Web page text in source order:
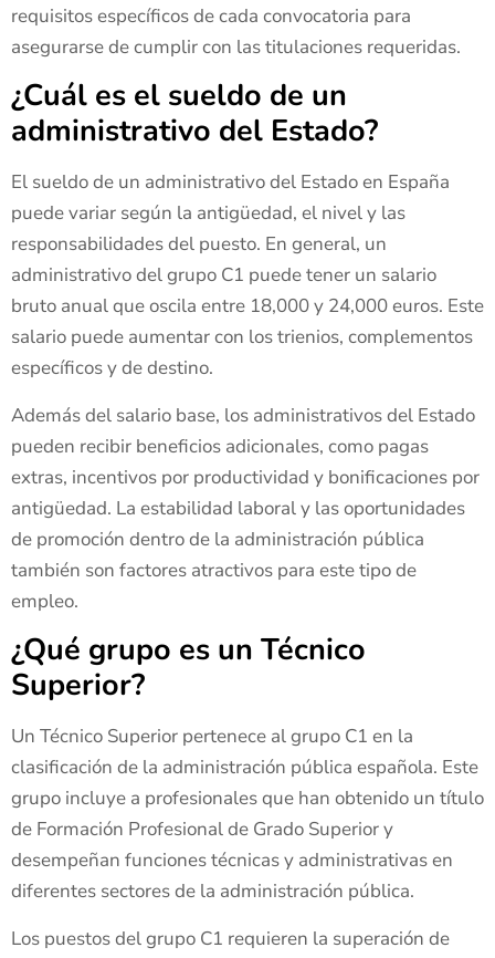
requisitos específicos de cada convocatoria para
asegurarse de cumplir con las titulaciones requeridas.
¿Cuál es el sueldo de un
administrativo del Estado?
El sueldo de un administrativo del Estado en España
puede variar según la antigüedad, el nivel y las
responsabilidades del puesto. En general, un
administrativo del grupo C1 puede tener un salario
bruto anual que oscila entre 18,000 y 24,000 euros. Este
salario puede aumentar con los trienios, complementos
específicos y de destino.
Además del salario base, los administrativos del Estado
pueden recibir beneficios adicionales, como pagas
extras, incentivos por productividad y bonificaciones por
antigüedad. La estabilidad laboral y las oportunidades
de promoción dentro de la administración pública
también son factores atractivos para este tipo de
empleo.
¿Qué grupo es un Técnico
Superior?
Un Técnico Superior pertenece al grupo C1 en la
clasificación de la administración pública española. Este
grupo incluye a profesionales que han obtenido un título
de Formación Profesional de Grado Superior y
desempeñan funciones técnicas y administrativas en
diferentes sectores de la administración pública.
Los puestos del grupo C1 requieren la superación de